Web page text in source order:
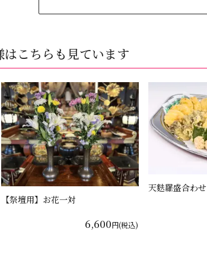
こちらも見ています
【祭壇用】お花一対
6,600円(税込)
天麩羅盛合わせ